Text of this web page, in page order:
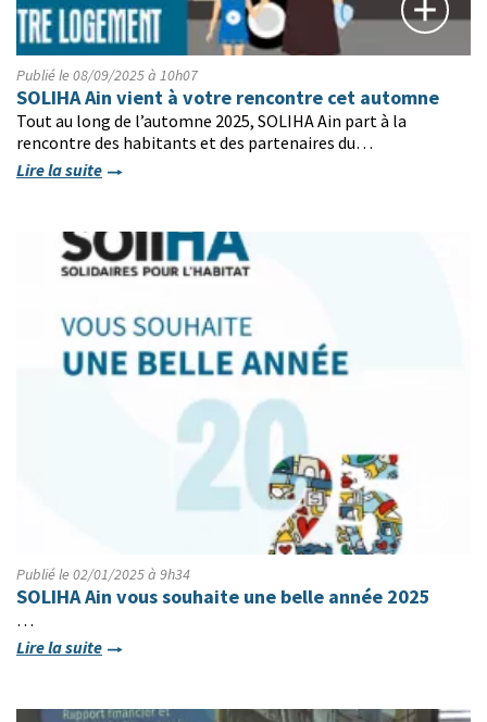
Publié le 08/09/2025 à 10h07
SOLIHA Ain vient à votre rencontre cet automne
Tout au long de l’automne 2025, SOLIHA Ain part à la
rencontre des habitants et des partenaires du…
Lire la suite
Publié le 02/01/2025 à 9h34
SOLIHA Ain vous souhaite une belle année 2025
…
Lire la suite